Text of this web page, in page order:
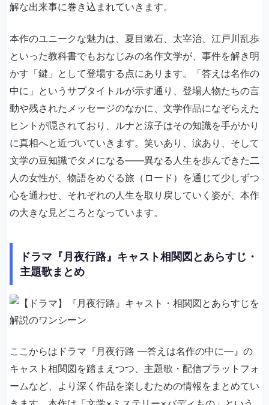
解な出来事に巻き込まれていきます。
本作のユニークな魅力は、夏目漱石、太宰治、江戸川乱歩
といった教科書でもおなじみの名作文学が、事件を解き明
かす「鍵」として登場する点にあります。「答えは名作の
中に」というサブタイトルが示す通り、登場人物たちの言
動や残されたメッセージのなかに、文学作品になぞらえた
ヒントが隠されており、ルナと涼子はその知識を手がかり
に真相へと近づいていきます。笑いあり、涙あり、そして
文学の豆知識でタメになる――異なる人生を歩んできた二
人の女性が、物語をめぐる旅（ロード）を通じて少しずつ
心を通わせ、それぞれの人生を取り戻していく姿が、本作
の大きな見どころとなっています。
ドラマ『月夜行路』キャスト相関図とあらすじ・
主題歌まとめ
ここからはドラマ『月夜行路 ―答えは名作の中に―』の
キャスト相関図を踏まえつつ、主題歌・配信プラットフォ
ームなど、より深く作品を楽しむための情報をまとめてい